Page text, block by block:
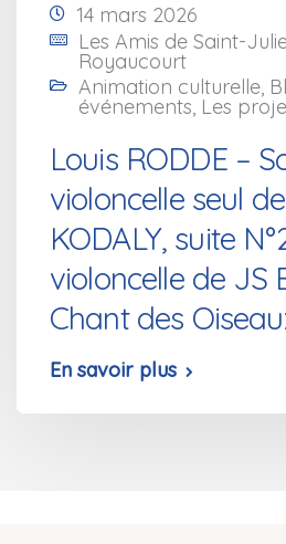
14 mars 2026
Les Amis de Saint-
Royaucourt
Animation culturelle,
événements, Les
Louis RODDE –
violoncelle seul
KODALY, suite
violoncelle de JS
Chant des
En savoir plus